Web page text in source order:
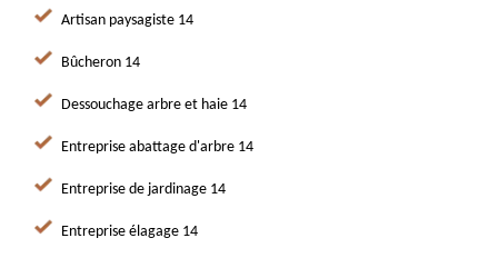
Artisan paysagiste 14
Bûcheron 14
Dessouchage arbre et haie 14
Entreprise abattage d'arbre 14
Entreprise de jardinage 14
Entreprise élagage 14